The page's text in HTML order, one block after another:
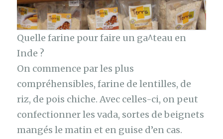
Quelle farine pour faire un ga^teau en
Inde ?
On commence par les plus
compréhensibles, farine de lentilles, de
riz, de pois chiche. Avec celles-ci, on peut
confectionner les vada, sortes de beignets
mangés le matin et en guise d’en cas.